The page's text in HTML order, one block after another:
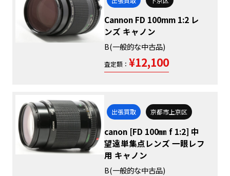
Cannon FD 100mm 1:2 レ
ンズ キャノン
B(一般的な中古品)
査定額： ¥12,100
出張買取 京都市上京区
canon [FD 100㎜ f 1:2] 中
望遠単集点レンズ 一眼レフ
用 キャノン
B(一般的な中古品)